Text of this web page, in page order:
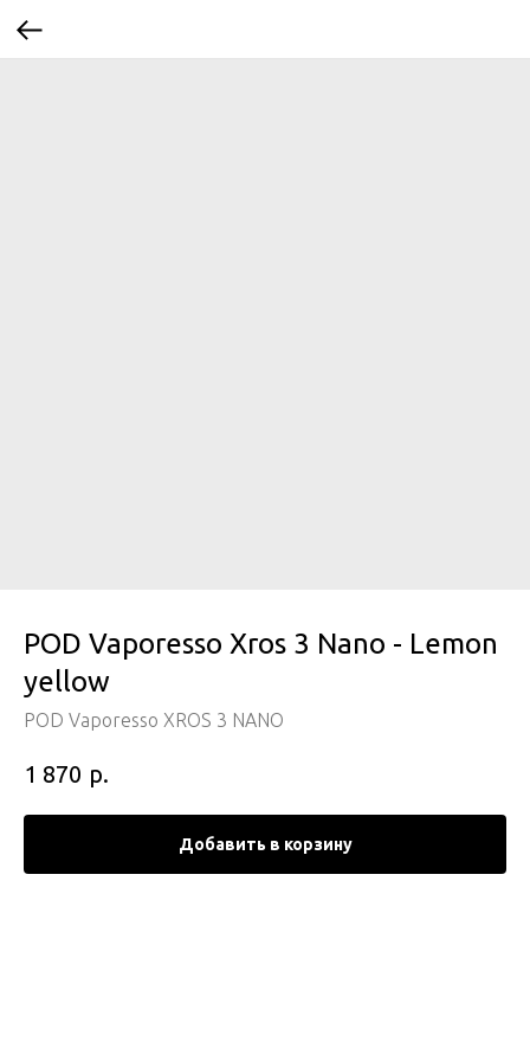
POD Vaporesso Xros 3 Nano - Lemon
yellow
POD Vaporesso XROS 3 NANO
1 870 р.
Добавить в корзину